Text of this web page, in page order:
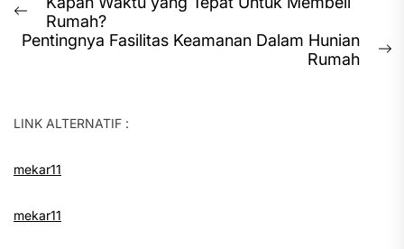
navigation
Previous
post:
Rumah?
Pentingnya Fasilitas Keamanan Dalam Hunian
Rumah
LINK ALTERNATIF :
mekar11
mekar11